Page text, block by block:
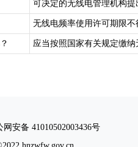
可决定的无线电管理机构
无线电频率使用许可期限不
应当按照国家有关规定缴
网安备 41010502003436号
hnzwfw.gov.cn